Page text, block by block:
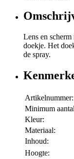
Lens en
doekje. Het
de spray.
Artikelnummer:
Minimum
Kleur:
Materiaal:
Inhoud:
Hoogte: